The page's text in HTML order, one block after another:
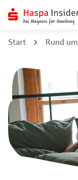
Inhalt
Start Rund